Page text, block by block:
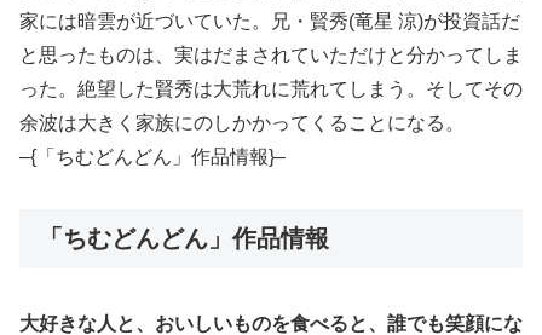
家には暗雲が近づいていた。兄・賢秀(竜星 涼)が投資話だ
と思ったものは、実はだまされていただけと分かってしま
った。絶望した賢秀は大荒れに荒れてしまう。そしてその
余波は大きく家族にのしかかってくることになる。
–{「ちむどんどん」作品情報}–
「ちむどんどん」作品情報
大好きな人と、おいしいものを食べると、誰でも笑顔にな